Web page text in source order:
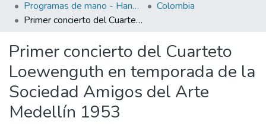
All of DSpace
Programas de mano - Hand programs
Colombia
Primer concierto del Cuarteto Loewenguth en temporada de la Sociedad Amigos del Arte Medellín 1953
Primer concierto del Cuarteto
Loewenguth en temporada de la
Sociedad Amigos del Arte
Medellín 1953